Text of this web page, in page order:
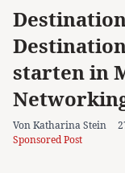
starten in
Von Katharina Stein
Sponsored Post